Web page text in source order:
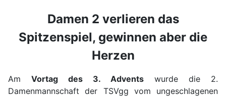
Damen 2 verlieren das
Spitzenspiel, gewinnen aber die
Herzen
Am Vortag des 3. Advents wurde die 2.
Damenmannschaft der TSVgg vom ungeschlagenen